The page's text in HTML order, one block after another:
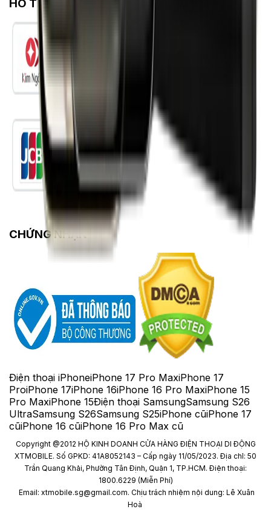
HỖ TRỢ THANH TOÁN
CHỨNG NHẬN
Điện thoại iPhoneiPhone 17 Pro MaxiPhone 17
ProiPhone 17iPhone 16iPhone 16 Pro MaxiPhone 15
Pro MaxiPhone 15Điện thoại SamsungSamsung S26
UltraSamsung S26Samsung S25iPhone cũiPhone 17
cũiPhone 16 cũiPhone 16 Pro Max cũ
Copyright @2012 HỘ KINH DOANH CỬA HÀNG ĐIỆN THOẠI DI ĐỘNG
XTMOBILE. Số GPKD: 41A8052143 – Cấp ngày 11/05/2023. Địa chỉ: 50
Trần Quang Khải, Phường Tân Định, Quận 1, TP.HCM. Điện thoại:
1800.6229 (Miễn Phí)
Email: xtmobile.sg@gmail.com. Chịu trách nhiệm nội dung: Lê Xuân
Hoà